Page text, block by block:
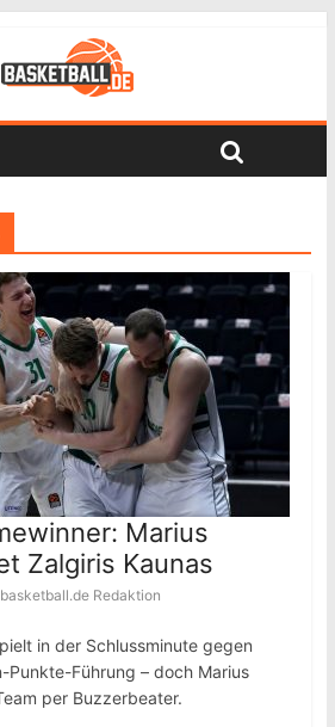
Marius
Zalgiris Kaunas
basketball.de Redaktion
in der Schlussminute gegen
Punkte-Führung – doch Marius
per Buzzerbeater.